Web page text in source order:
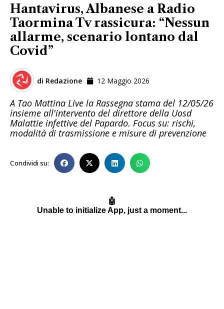
Hantavirus, Albanese a Radio
Taormina Tv rassicura: “Nessun
allarme, scenario lontano dal
Covid”
di Redazione 12 Maggio 2026
A Tao Mattina Live la Rassegna stama del 12/05/26
insieme all'intervento del direttore della Uosd
Malattie infettive del Papardo. Focus su: rischi,
modalità di trasmissione e misure di prevenzione
Condividi su: